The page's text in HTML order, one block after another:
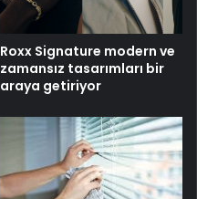
Roxx Signature modern ve
zamansız tasarımları bir
araya getiriyor